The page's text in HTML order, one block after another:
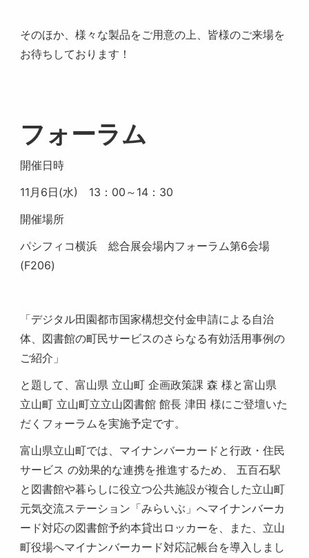
そのほか、様々な製品をご用意の上、皆様のご来場を
お待ちしております！
フォーラム
開催日時
11月6日(水) 13：00～14：30
開催場所
パシフィコ横浜 総合展会場内フォーラム第6会場
(F206)
「デジタル田園都市国家構想交付金申請による自治
体、図書館の町民サービスのさらなる有効活用事例の
ご紹介」
と題して、富山県 立山町 企画政策課 森 様と富山県
立山町 立山町立立山図書館 館長 津田 様にご登壇いた
だくフォーラムを実施予定です。
富山県立山町では、マイナンバーカードと行政・住民
サービス の効果的な連携を推進するため、 五百石駅
と図書館や暮らしに役立つ公共施設が複合した立山町
元気交流ステーション「みらいぶ」へマイナンバーカ
ード対応の図書館予約本貸出ロッカーを、また、立山
町役場へマイナンバーカード対応記帳台を導入しまし